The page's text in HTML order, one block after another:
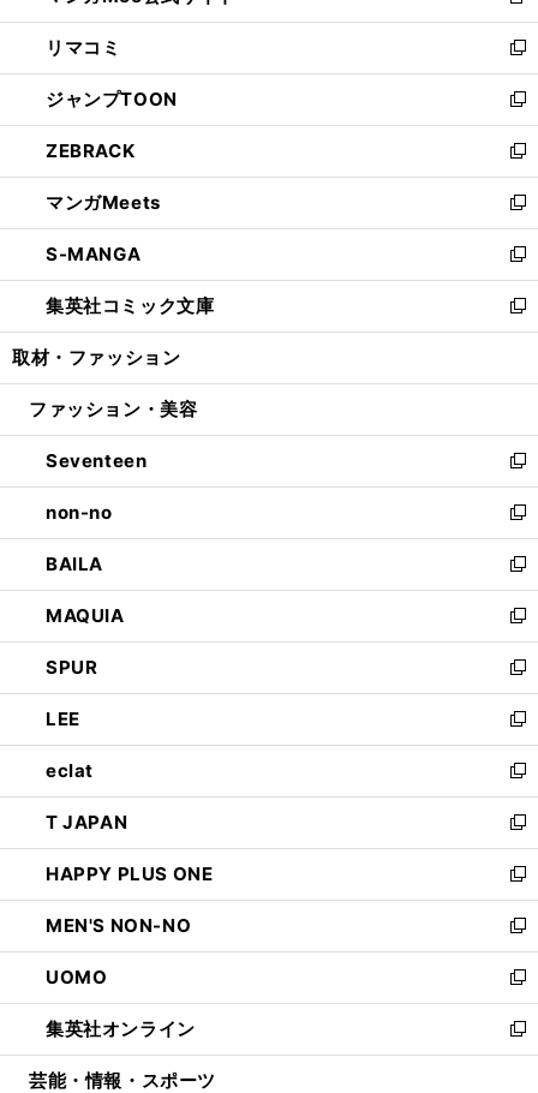
ウ
で
開
く
ン
ド
ウ
で
開
く
ウ
ィ
ン
ド
ウ
で
開
く
し
い
ウ
ィ
ン
ド
ウ
で
開
く
リマコミ
新
し
い
ウ
ィ
ン
ド
ウ
で
開
く
ジャンプTOON
新
し
い
ウ
ィ
ン
ド
ウ
で
開
ZEBRACK
新
し
い
ウ
ィ
ン
ド
ウ
開
マンガMeets
新
し
い
ウ
ィ
ン
ウ
開
く
S-MANGA
新
し
い
ウ
ン
ウ
で
開
く
集英社コミック文庫
新
し
ウ
ン
ド
ウ
で
開
く
取材・ファッション
ファッション・美容
Seventeen
新
し
い
ウ
ィ
ン
ド
ウ
で
開
く
non-no
新
し
い
ウ
ィ
ン
ド
ウ
で
開
く
BAILA
新
し
い
ウ
ィ
ン
ド
ウ
で
開
く
MAQUIA
新
し
い
ウ
ィ
ン
ド
ウ
で
開
く
SPUR
新
し
い
ウ
ィ
ン
ド
ウ
で
開
く
LEE
新
し
い
ウ
ィ
ン
ド
ウ
で
開
く
eclat
新
し
い
ウ
ィ
ン
ド
ウ
で
開
く
T JAPAN
新
し
い
ウ
ィ
ン
ド
ウ
で
開
HAPPY PLUS ONE
新
し
い
ウ
ィ
ン
ド
ウ
MEN'S NON-NO
新
し
い
ウ
ィ
ン
UOMO
新
し
い
ウ
集英社オンライン
新
し
芸能・情報・スポーツ